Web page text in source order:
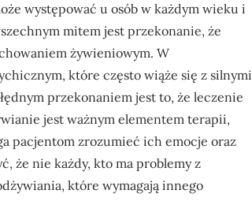
występować u osób w każdym wieku i
mitem jest przekonanie, że
żywieniowym. W
które często wiąże się z silnymi
przekonaniem jest to, że leczenie
jest ważnym elementem terapii,
pacjentom zrozumieć ich emocje oraz
że nie każdy, kto ma problemy z
które wymagają innego